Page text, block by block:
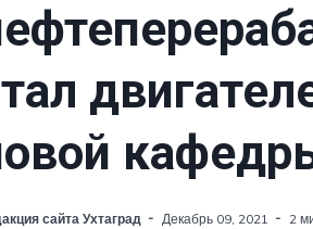
сайта Ухтаград Декабрь 09, 2021 2